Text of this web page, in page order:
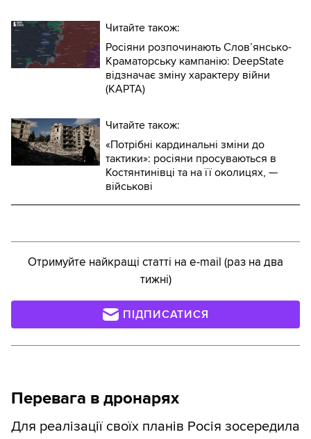
Читайте також:
Росіяни розпочинають Слов’янсько-
Краматорську кампанію: DeepState
відзначає зміну характеру війни
(КАРТА)
Читайте також:
«Потрібні кардинальні зміни до
тактики»: росіяни просуваються в
Костянтинівці та на її околицях, —
військові
Отримуйте найкращі статті на e-mail (раз на два
тижні)
ПІДПИСАТИСЯ
Перевага в дронарях
Для реалізації своїх планів Росія зосередила